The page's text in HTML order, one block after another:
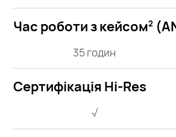
Час роботи з кейсом2
35 годин
Сертифікація Hi-Res
√